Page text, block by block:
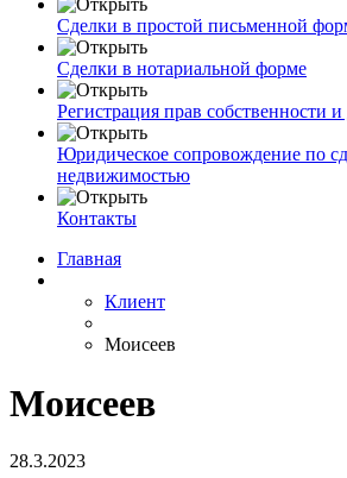
Сделки в простой письменной
Сделки в нотариальной форме
Регистрация прав собственности
Юридическое сопровождение по
недвижимостью
Контакты
Главная
Клиент
Моисеев
Моисеев
28.3.2023